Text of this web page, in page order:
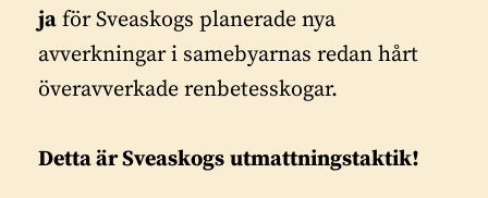
ja för Sveaskogs planerade nya
avverkningar i samebyarnas redan hårt
överavverkade renbetesskogar.
Detta är Sveaskogs utmattningstaktik!